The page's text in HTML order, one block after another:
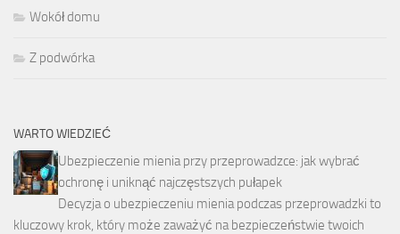
Wokół domu
Z podwórka
WARTO WIEDZIEĆ
Ubezpieczenie mienia przy przeprowadzce: jak wybrać
ochronę i uniknąć najczęstszych pułapek
Decyzja o ubezpieczeniu mienia podczas przeprowadzki to
kluczowy krok, który może zaważyć na bezpieczeństwie twoich